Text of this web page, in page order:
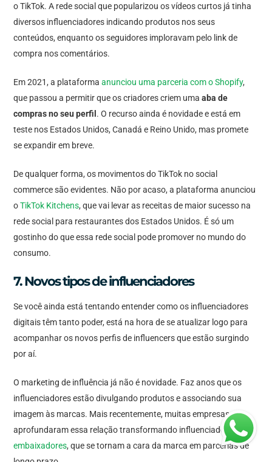
o TikTok. A rede social que popularizou os vídeos curtos já tinha
diversos influenciadores indicando produtos nos seus
conteúdos, enquanto os seguidores imploravam pelo link de
compra nos comentários.
Em 2021, a plataformaanunciou uma parceria com o Shopify,
que passou a permitir que os criadores criem umaaba de
compras no seu perfil . O recurso ainda é novidade e está em
teste nos Estados Unidos, Canadá e Reino Unido, mas promete
se expandir em breve.
De qualquer forma, os movimentos do TikTok no social
commerce são evidentes. Não por acaso, a plataforma anunciou
oTikTok Kitchens, que vai levar as receitas de maior sucesso na
rede social para restaurantes dos Estados Unidos. É só um
gostinho do que essa rede social pode promover no mundo do
consumo.
7. Novos tipos de influenciadores
Se você ainda está tentando entender como os influenciadores
digitais têm tanto poder, está na hora de se atualizar logo para
acompanhar os novos perfis de influencers que estão surgindo
por aí.
O marketing de influência já não é novidade. Faz anos que os
influenciadores estão divulgando produtos e associando sua
imagem às marcas. Mais recentemente, muitas empresas
aprofundaram essa relação transformando influenciadores em
embaixadores, que se tornam a cara da marca em parcerias de